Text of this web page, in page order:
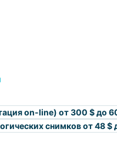
on-line) от 300 $ до
снимков от 48 $